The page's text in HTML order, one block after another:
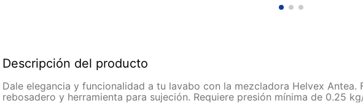
Descripción del producto
Dale elegancia y funcionalidad a tu lavabo con la mezcladora Helvex
rebosadero y herramienta para sujeción. Requiere presión mínima de 0.25